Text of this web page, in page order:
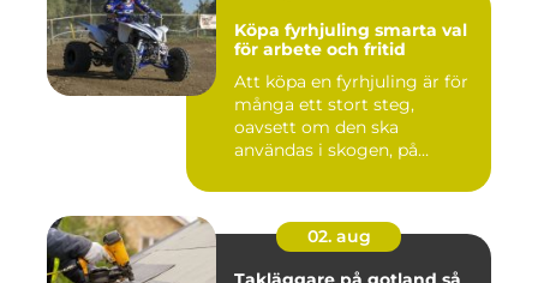
Köpa fyrhjuling smarta val
för arbete och fritid
Att köpa en fyrhjuling är för
många ett stort steg,
oavsett om den ska
användas i skogen, på
02. aug